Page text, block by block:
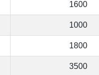
1600
1000
1800
3500